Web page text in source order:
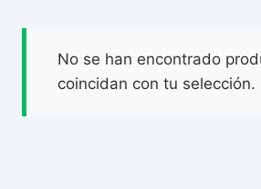
No se han encontrado
coincidan con tu selección.